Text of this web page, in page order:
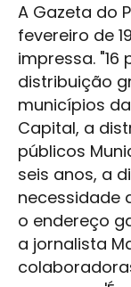
A Gazeta do
fevereiro de
impressa.
distribuição
municípios
Capital, a
públicos
seis anos, a
necessidade
o endereço
a jornalista